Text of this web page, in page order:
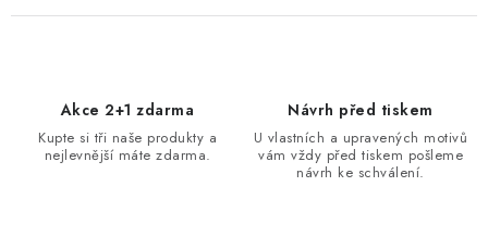
Akce 2+1 zdarma
Kupte si tři naše produkty a
nejlevnější máte zdarma.
Návrh před tiskem
U vlastních a upravených motivů
vám vždy před tiskem pošleme
návrh ke schválení.